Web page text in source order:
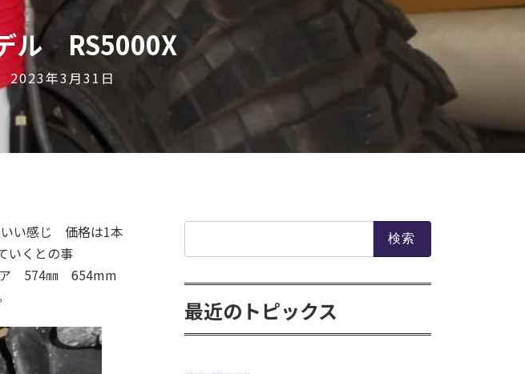
ル RS5000X
最
終
更
日
2023年3月31日
い感じ 価格は1本
いくとの事
574㎜ 654mm
最近のトピックス